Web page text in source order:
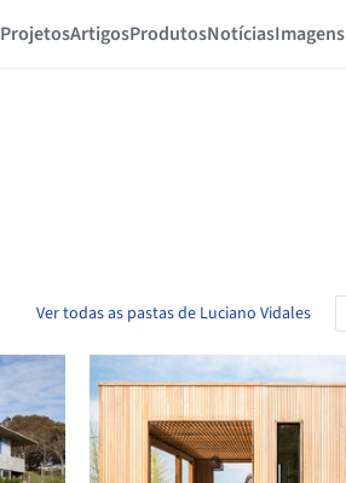
ProjetosArtigosProdutosNotíciasImagens
Ver todas as pastas de Luciano Vidales